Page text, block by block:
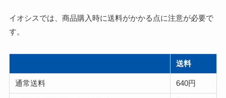
イオシスでは、商品購入時に送料がかかる点に注意が必要で
す。
送料
通常送料 640円